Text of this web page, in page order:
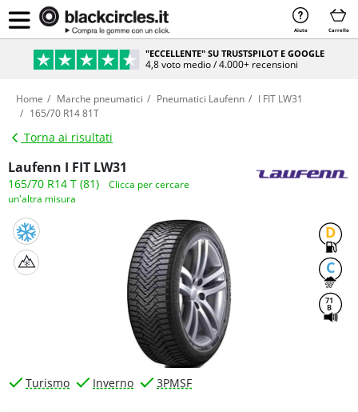
Aiuto Carrello
"ECCELLENTE" SU TRUSTSPILOT E GOOGLE
4,8 voto medio / 4.000+ recensioni
Home Marche pneumatici Pneumatici Laufenn
I FIT LW31
165/70 R14 81T
Torna ai risultati
Laufenn I FIT LW31
165/70 R14 T (81)
Clicca per cercare
un'altra misura
D
C
71
B
Turismo Inverno 3PMSF